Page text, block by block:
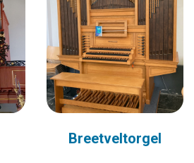
Breetveltorgel